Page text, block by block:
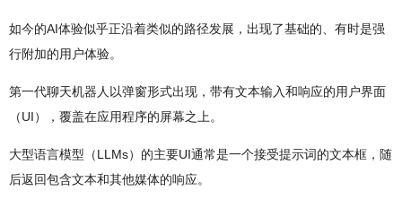
如今的AI体验似乎正沿着类似的路径发展，出现了基础的、有时是强
行附加的用户体验。
第一代聊天机器人以弹窗形式出现，带有文本输入和响应的用户界面
（UI），覆盖在应用程序的屏幕之上。
大型语言模型（LLMs）的主要UI通常是一个接受提示词的文本框，随
后返回包含文本和其他媒体的响应。